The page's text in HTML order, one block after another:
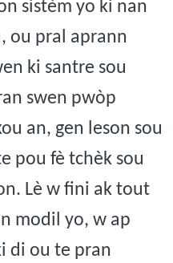
sistèm yo ki nan
ou pral aprann
ki santre sou
swen pwòp
an, gen leson sou
pou fè tchèk sou
Lè w fini ak tout
modil yo, w ap
di ou te pran